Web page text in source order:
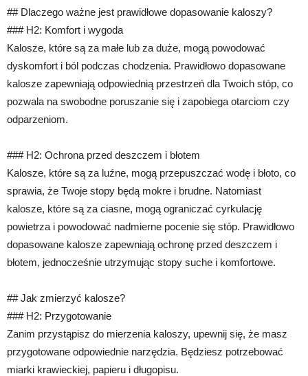
## Dlaczego ważne jest prawidłowe dopasowanie kaloszy?
### H2: Komfort i wygoda
Kalosze, które są za małe lub za duże, mogą powodować
dyskomfort i ból podczas chodzenia. Prawidłowo dopasowane
kalosze zapewniają odpowiednią przestrzeń dla Twoich stóp, co
pozwala na swobodne poruszanie się i zapobiega otarciom czy
odparzeniom.
### H2: Ochrona przed deszczem i błotem
Kalosze, które są za luźne, mogą przepuszczać wodę i błoto, co
sprawia, że Twoje stopy będą mokre i brudne. Natomiast
kalosze, które są za ciasne, mogą ograniczać cyrkulację
powietrza i powodować nadmierne pocenie się stóp. Prawidłowo
dopasowane kalosze zapewniają ochronę przed deszczem i
błotem, jednocześnie utrzymując stopy suche i komfortowe.
## Jak zmierzyć kalosze?
### H2: Przygotowanie
Zanim przystąpisz do mierzenia kaloszy, upewnij się, że masz
przygotowane odpowiednie narzędzia. Będziesz potrzebować
miarki krawieckiej, papieru i długopisu.